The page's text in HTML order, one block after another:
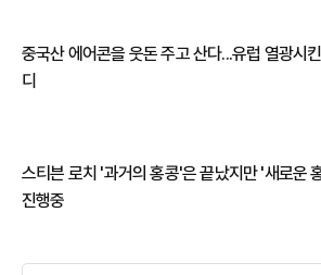
중국산 에어콘을 웃돈 주고 산다...유럽 열광시
디
스티븐 로치 '과거의 홍콩'은 끝났지만 '새로운
진행중